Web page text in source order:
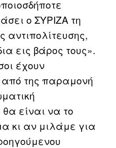
ο ΣΥΡΙΖΑ τη
αντιπολίτευσης,
εις βάρος τους».
έχουν
από της παραμονή
είναι να το
κι αν μιλάμε για